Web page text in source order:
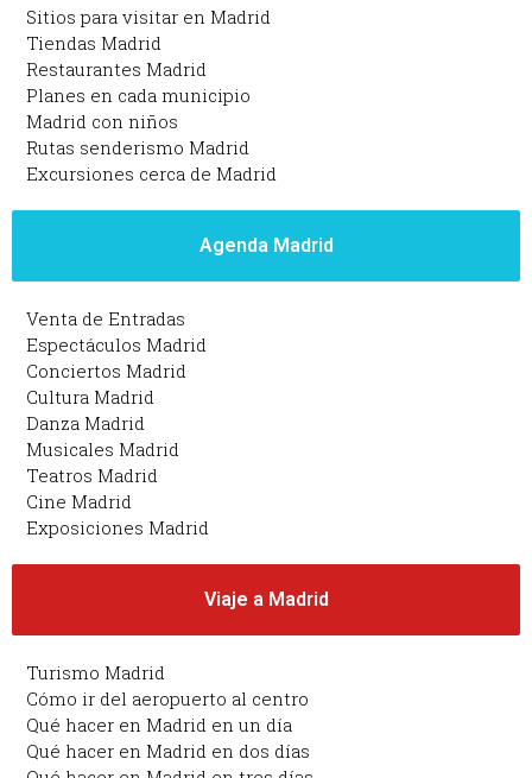
Sitios para visitar en Madrid
Tiendas Madrid
Restaurantes Madrid
Planes en cada municipio
Madrid con niños
Rutas senderismo Madrid
Excursiones cerca de Madrid
Agenda Madrid
Venta de Entradas
Espectáculos Madrid
Conciertos Madrid
Cultura Madrid
Danza Madrid
Musicales Madrid
Teatros Madrid
Cine Madrid
Exposiciones Madrid
Viaje a Madrid
Turismo Madrid
Cómo ir del aeropuerto al centro
Qué hacer en Madrid en un día
Qué hacer en Madrid en dos días